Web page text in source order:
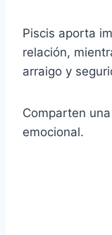
Piscis aporta
relación,
arraigo y
Comparten
emocional.